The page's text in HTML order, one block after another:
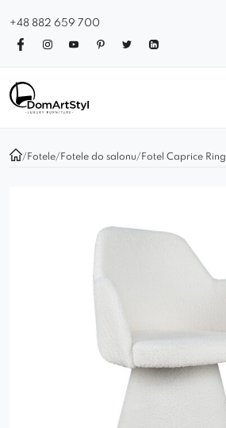
+48 882 659 700
/ Fotele/ Fotele do salonu/ Fotel Caprice Ring